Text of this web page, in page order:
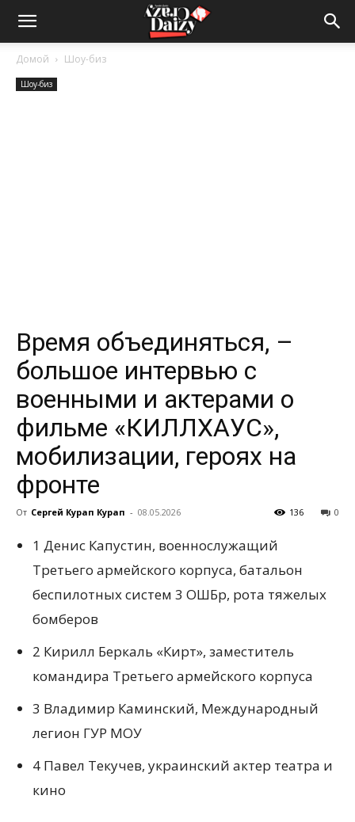
Crazy-
Daizy
обо
всем
Домой Шоу-биз
Шоу-биз
Время объединяться, –
большое интервью с
военными и актерами о
фильме «КИЛЛХАУС»,
мобилизации, героях на
фронте
От Сергей Курап Курап - 08.05.2026 0
136
1 Денис Капустин, военнослужащий
Третьего армейского корпуса, батальон
беспилотных систем 3 ОШБр, рота тяжелых
бомберов
2 Кирилл Беркаль «Кирт», заместитель
командира Третьего армейского корпуса
3 Владимир Каминский, Международный
легион ГУР МОУ
4 Павел Текучев, украинский актер театра и
кино